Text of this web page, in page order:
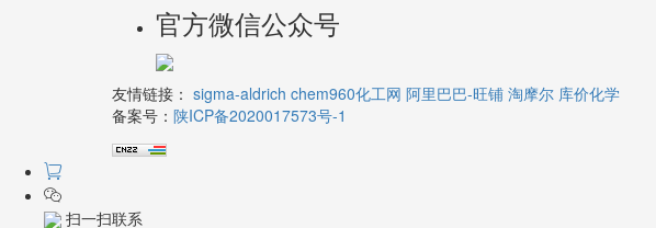
官方微信公众号
友情链接： sigma-aldrich chem960化工网 阿里巴巴-旺铺 淘摩尔 库价化学
备案号： 陕ICP备2020017573号-1
扫一扫联系